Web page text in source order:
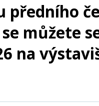
předního
se
na